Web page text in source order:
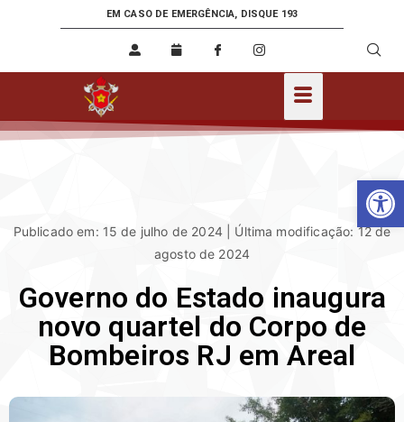
EM CASO DE EMERGÊNCIA, DISQUE 193
Publicado em: 15 de julho de 2024 | Última modificação: 12 de
agosto de 2024
Governo do Estado inaugura
novo quartel do Corpo de
Bombeiros RJ em Areal